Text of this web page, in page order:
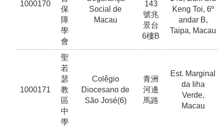
1000170
保
障
學
會
Social de
Macau
143
號兆
景台
6樓B
Keng Toi, 6º
andar B,
Taipa, Macau
1000171
聖
若
瑟
教
區
中
學
Colêgio
Diocesano de
São José(6)
青洲
河邊
馬路
Est. Marginal
da Iiha
Verde,
Macau